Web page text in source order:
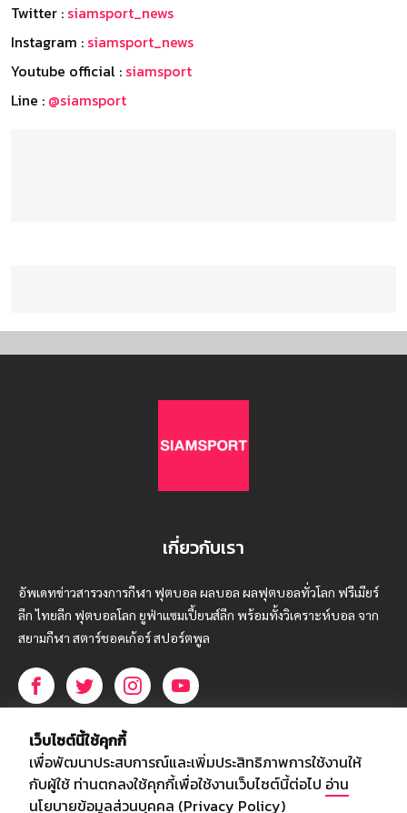
Twitter : siamsport_news
Instagram : siamsport_news
Youtube official : siamsport
Line : @siamsport
เกี่ยวกับเรา
อัพเดทข่าวสารวงการกีฬา ฟุตบอล ผลบอล ผลฟุตบอลทั่วโลก ฟรีเมียร์
ลีก ไทยลีก ฟุตบอลโลก ยูฟ่าแซมเปี้ยนส์ลีก พร้อมทั้งวิเคราะห์บอล จาก
สยามกีฬา สตาร์ชอคเก้อร์ สปอร์ตพูล
บริษัท สยามสปอร์ต ซินติเคท จำกัด (มหาชน)
เลขที่ 66/26 - 29 ซอยรามอินทรา 40
ถนนรามอินทรา แขวงนวลจันทร์
เขตบึงกุ่ม กรุงเทพฯ 10230
เว็บไซต์นี้ใช้คุกกี้
เพื่อพัฒนาประสบการณ์และเพิ่มประสิทธิภาพการใช้งานให้
กับผู้ใช้ ท่านตกลงใช้คุกกี้เพื่อใช้งานเว็บไซต์นี้ต่อไป อ่าน
นโยบายข้อมูลส่วนบุคคล (Privacy Policy)